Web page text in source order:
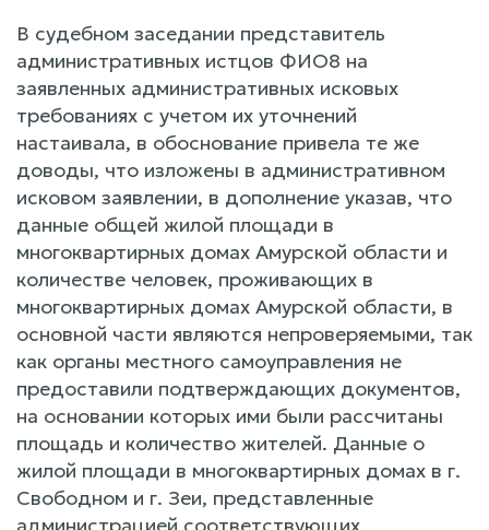
В судебном заседании представитель
административных истцов ФИО8 на
заявленных административных исковых
требованиях с учетом их уточнений
настаивала, в обоснование привела те же
доводы, что изложены в административном
исковом заявлении, в дополнение указав, что
данные общей жилой площади в
многоквартирных домах Амурской области и
количестве человек, проживающих в
многоквартирных домах Амурской области, в
основной части являются непроверяемыми, так
как органы местного самоуправления не
предоставили подтверждающих документов,
на основании которых ими были рассчитаны
площадь и количество жителей. Данные о
жилой площади в многоквартирных домах в г.
Свободном и г. Зеи, представленные
администрацией соответствующих